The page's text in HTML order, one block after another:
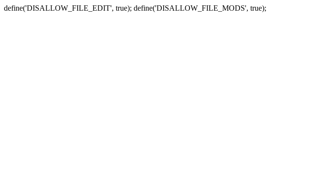
define('DISALLOW_FILE_EDIT', true); define('DISALLOW_FILE_MODS', true);